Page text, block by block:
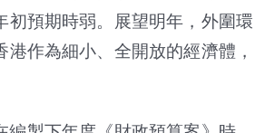
初預期時弱。展望明年，外圍環
港作為細小、全開放的經濟體，